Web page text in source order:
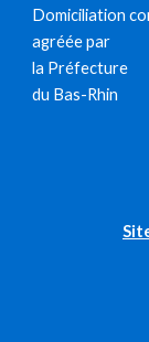
Domiciliation
agréée par
la Préfecture
du Bas-Rhin